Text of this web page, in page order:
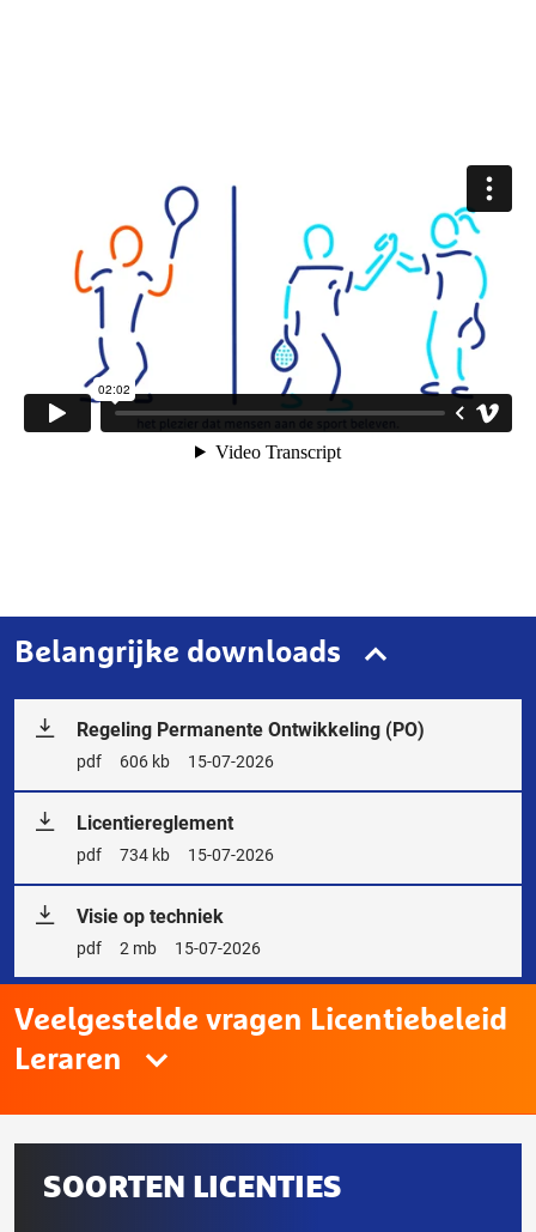
Belangrijke downloads
Regeling Permanente Ontwikkeling (PO)
Bestandstype
pdf Bestandsgrootte
606 kb Releasedatum
15-07-2026
Licentiereglement
Bestandstype
pdf Bestandsgrootte
734 kb Releasedatum
15-07-2026
Visie op techniek
Bestandstype
pdf Bestandsgrootte
2 mb Releasedatum
15-07-2026
Veelgestelde vragen Licentiebeleid
Leraren
aan
SOORTEN LICENTIES